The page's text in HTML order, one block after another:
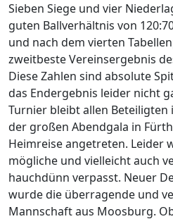
Sieben Siege und vier
guten Ballverhältnis von
und nach dem vierten
zweitbeste Vereinsergebnis
Diese Zahlen sind absolute
das Endergebnis leider nicht
Turnier bleibt allen Beteiligten
der großen Abendgala in
Heimreise angetreten. Leider
mögliche und vielleicht auch
hauchdünn verpasst. Neuer
wurde die überragende und
Mannschaft aus Moosburg.